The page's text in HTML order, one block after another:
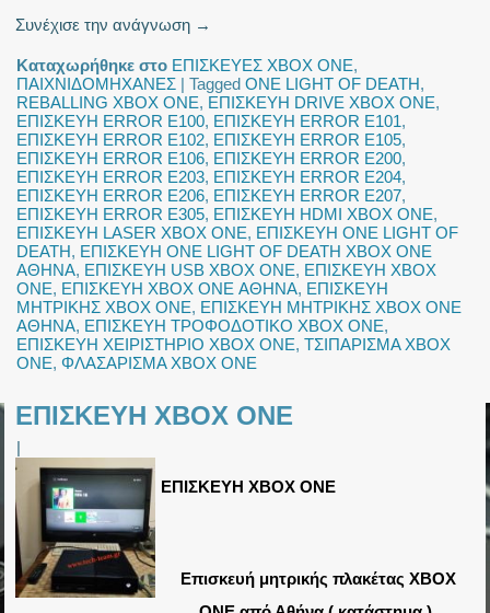
Συνέχισε την ανάγνωση →
Καταχωρήθηκε στο ΕΠΙΣΚΕΥΕΣ XBOX ONE,
ΠΑΙΧΝΙΔΟΜΗΧΑΝΕΣ |Tagged ONE LIGHT OF DEATH,
REBALLING XBOX ONE, ΕΠΙΣΚΕΥΗ DRIVE XBOX ONE,
ΕΠΙΣΚΕΥΗ ERROR E100, ΕΠΙΣΚΕΥΗ ERROR E101,
ΕΠΙΣΚΕΥΗ ERROR E102, ΕΠΙΣΚΕΥΗ ERROR E105,
ΕΠΙΣΚΕΥΗ ERROR E106, ΕΠΙΣΚΕΥΗ ERROR E200,
ΕΠΙΣΚΕΥΗ ERROR E203, ΕΠΙΣΚΕΥΗ ERROR E204,
ΕΠΙΣΚΕΥΗ ERROR E206, ΕΠΙΣΚΕΥΗ ERROR E207,
ΕΠΙΣΚΕΥΗ ERROR E305, ΕΠΙΣΚΕΥΗ HDMI XBOX ONE,
ΕΠΙΣΚΕΥΗ LASER XBOX ONE, ΕΠΙΣΚΕΥΗ ONE LIGHT OF
DEATH, ΕΠΙΣΚΕΥΗ ONE LIGHT OF DEATH XBOX ONE
ΑΘΗΝΑ, ΕΠΙΣΚΕΥΗ USB XBOX ONE, ΕΠΙΣΚΕΥΗ XBOX
ONE, ΕΠΙΣΚΕΥΗ XBOX ONE ΑΘΗΝΑ, ΕΠΙΣΚΕΥΗ
ΜΗΤΡΙΚΗΣ XBOX ONE, ΕΠΙΣΚΕΥΗ ΜΗΤΡΙΚΗΣ XBOX ONE
ΑΘΗΝΑ, ΕΠΙΣΚΕΥΗ ΤΡΟΦΟΔΟΤΙΚΟ XBOX ONE,
ΕΠΙΣΚΕΥΗ ΧΕΙΡΙΣΤΗΡΙΟ XBOX ONE,ΤΣΙΠΑΡΙΣΜΑ XBOX
ONE,ΦΛΑΣΑΡΙΣΜΑ XBOX ONE
ΕΠΙΣΚΕΥΗ XBOX ONE
|
ΕΠΙΣΚΕΥΗ XBOX ONE
Επισκευή μητρικής πλακέτας XBOX